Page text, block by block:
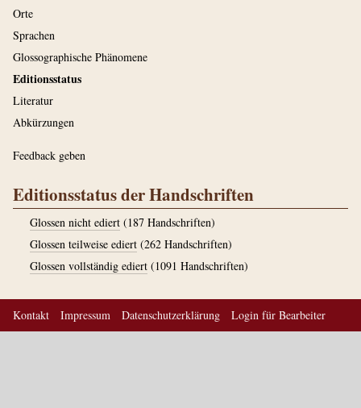
Orte
Sprachen
Glossographische Phänomene
Editionsstatus
Literatur
Abkürzungen
Feedback geben
Editionsstatus der Handschriften
Glossen nicht ediert (187 Handschriften)
Glossen teilweise ediert (262 Handschriften)
Glossen vollständig ediert (1091 Handschriften)
Kontakt Impressum Datenschutzerklärung Login für Bearbeiter